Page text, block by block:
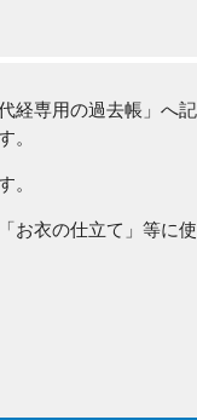
経専用の過去帳」へ
。
。
衣の仕立て」等に使